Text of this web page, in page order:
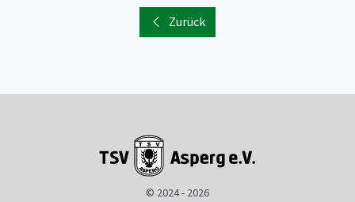
Zurück
© 2024 - 2026